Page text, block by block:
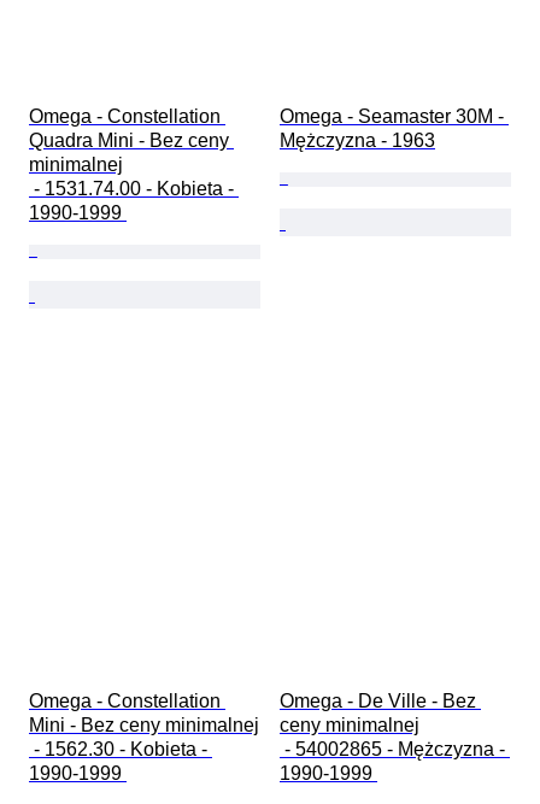
Omega - Constellation
Quadra Mini - Bez ceny
minimalnej
1990-1999
Omega - Seamaster 30M -
Mężczyzna - 1963
Omega - Constellation
Mini - Bez ceny minimalnej
1990-1999
Omega - De Ville - Bez
ceny minimalnej
1990-1999